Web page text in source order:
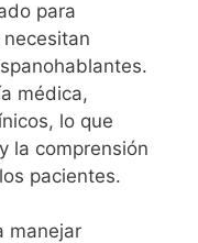
para
médica,
lo que
la comprensión
pacientes.
manejar